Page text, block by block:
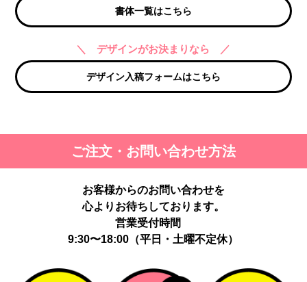
書体一覧はこちら
＼ デザインがお決まりなら ／
デザイン入稿フォームはこちら
ご注文・お問い合わせ方法
お客様からのお問い合わせを
心よりお待ちしております。
営業受付時間
9:30〜18:00（平日・土曜不定休）